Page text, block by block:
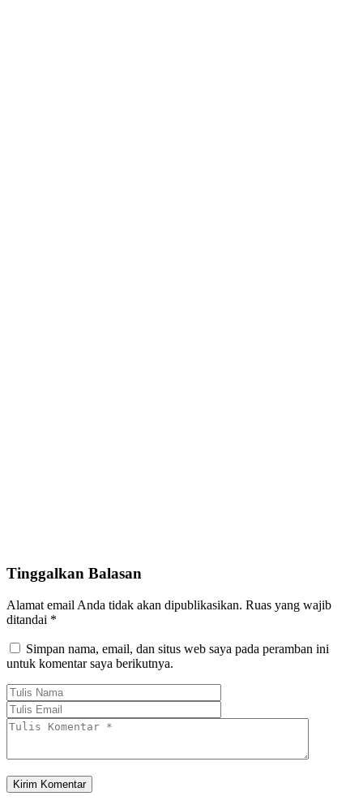
Tinggalkan Balasan
Alamat email Anda tidak akan dipublikasikan. Ruas yang wajib
ditandai *
Simpan nama, email, dan situs web saya pada peramban ini
untuk komentar saya berikutnya.